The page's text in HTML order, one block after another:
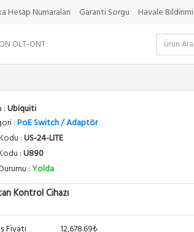
Hesap Numaraları Garanti Sorgu Havale Bildirimi
OLT-ONT
:Ubiquiti
:PoE Switch / Adaptör
:US-24-LITE
:U890
:Yolda
Kontrol Cihazı